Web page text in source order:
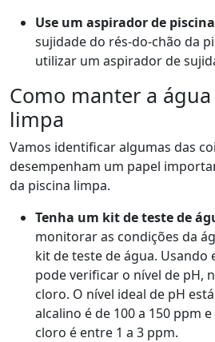
Use um aspirador de
sujidade do rés-do-chão da
utilizar um aspirador de
Como manter a
limpa
Vamos identificar algumas das
desempenham um papel
da piscina limpa.
Tenha um kit de teste de
monitorar as condições da
kit de teste de água. Usando
pode verificar o nível de pH,
cloro. O nível ideal de pH
alcalino é de 100 a 150 ppm
cloro é entre 1 a 3 ppm.